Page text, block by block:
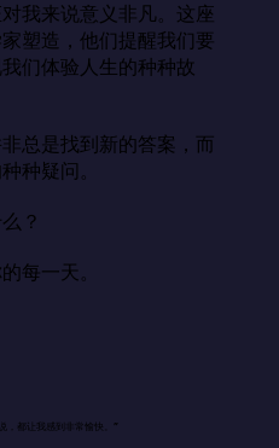
我来说意义非凡。这座
塑造，他们提醒我们要
们体验人生的种种故
总是找到新的答案，而
种疑问。
？
每一天。
，都让我感到非常愉快。”